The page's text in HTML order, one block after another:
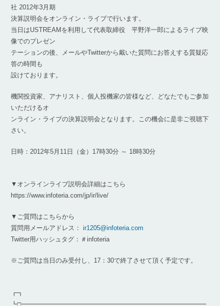
社 2012年3月期
決算説明会をオンライン・ライブで行います。
当日はUSTREAMを利用して代表取締役 平野洋一郎によるライブ映
像でのプレゼン
テーションの後、メールやTwitterから戴いた質問にお答えする質疑応
答の時間も
設けております。
機関投資家、アナリスト、個人投機家の皆様など、どなたでもご参加
いただけるオ
ンライン・ライブの決算説明会となります。この機会に是非ご視聴下
さい。
日時：2012年5月11日（金）17時30分 ～ 18時30分
▼オンラインライブ説明会詳細はこちら
https://www.infoteria.com/jp/ir/live/
▼ご質問はこちらから
質問用メールアドレス：ir1205@infoteria.com
Twitter用ハッシュタグ：＃infoteria
※ご質問は当日のみ受付し、17：30で終了させて頂く予定です。
┏┓
┗□━━━━━━━━━━━━━━━━━━━━━━━━━━━━━